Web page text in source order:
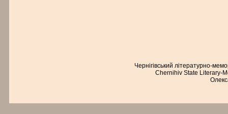
Чернігівський літературно-
Chernihiv State Literary-